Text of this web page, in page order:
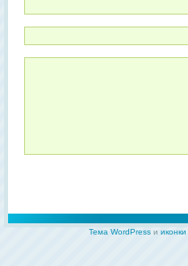
Тема WordPress и иконки